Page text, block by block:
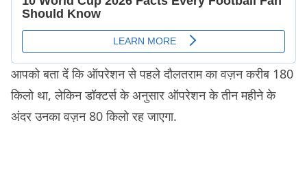
आपको बता दें कि ऑपरेशन से पहले दौलतराम का वज़न करीब 180
किलो था, लेकिन डॉक्टर्स के अनुसार ऑपरेशन के तीन महीने के
अंदर उनका वज़न 80 किलो रह जाएगा.